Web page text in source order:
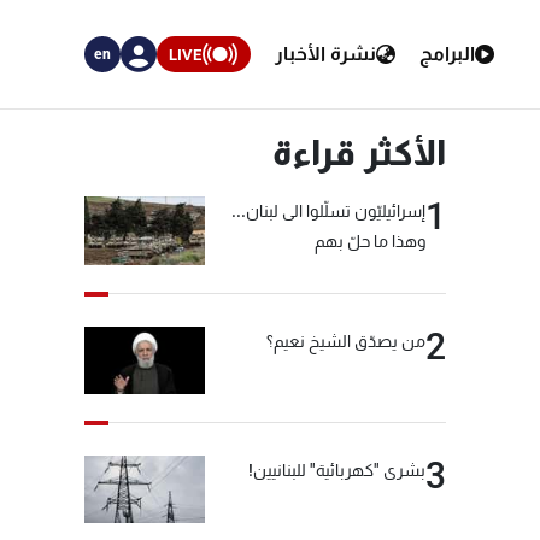
البرامج نشرة الأخبار LIVE
en
الأكثر قراءة
1إسرائيليّون تسلّلوا الى لبنان...
وهذا ما حلّ بهم
2من يصدّق الشيخ نعيم؟
3بشرى "كهربائية" للبنانيين!